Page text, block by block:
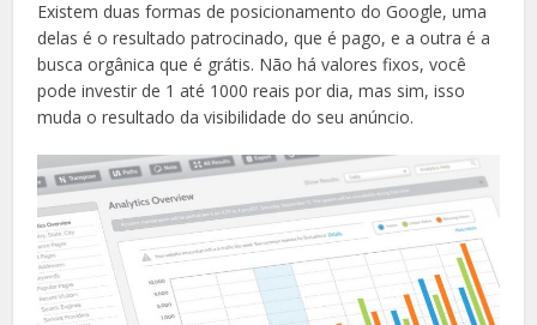
Existem duas formas de posicionamento do Google, uma
delas é o resultado patrocinado, que é pago, e a outra é a
busca orgânica que é grátis. Não há valores fixos, você
pode investir de 1 até 1000 reais por dia, mas sim, isso
muda o resultado da visibilidade do seu anúncio.